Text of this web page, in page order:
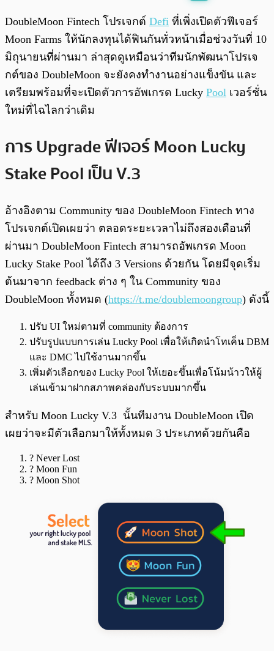
0:00 /0:00
DoubleMoon Fintech โปรเจกต์ Defi ที่เพิ่งเปิดตัวฟีเจอร์
Moon Farms ให้นักลงทุนได้ฟินกันทั่วหน้าเมื่อช่วงวันที่ 10
มิถุนายนที่ผ่านมา ล่าสุดดูเหมือนว่าทีมนักพัฒนาโปรเจ
กต์ของ DoubleMoon จะยังคงทำงานอย่างแข็งขัน และ
เตรียมพร้อมที่จะเปิดตัวการอัพเกรด Lucky Pool เวอร์ชั่น
ใหม่ที่ไฉไลกว่าเดิม
การ Upgrade ฟีเจอร์ Moon Lucky
Stake Pool เป็น V.3
อ้างอิงตาม Community ของ DoubleMoon Fintech ทาง
โปรเจกต์เปิดเผยว่า ตลอดระยะเวลาไม่ถึงสองเดือนที่
ผ่านมา DoubleMoon Fintech สามารถอัพเกรด Moon
Lucky Stake Pool ได้ถึง 3 Versions ด้วยกัน โดยมีจุดเริ่ม
ต้นมาจาก feedback ต่าง ๆ ใน Community ของ
DoubleMoon ทั้งหมด (https://t.me/doublemoongroup) ดังนี้
ปรับ UI ใหม่ตามที่ community ต้องการ
ปรับรูปแบบการเล่น Lucky Pool เพื่อให้เกิดนำโทเค็น DBM
และ DMC ไปใช้งานมากขึ้น
เพิ่มตัวเลือกของ Lucky Pool ให้เยอะขึ้นเพื่อโน้มน้าวให้ผู้
เล่นเข้ามาฝากสภาพคล่องกับระบบมากขึ้น
สำหรับ Moon Lucky V.3 นั้นทีมงาน DoubleMoon เปิด
เผยว่าจะมีตัวเลือกมาให้ทั้งหมด 3 ประเภทด้วยกันคือ
? Never Lost
? Moon Fun
? Moon Shot